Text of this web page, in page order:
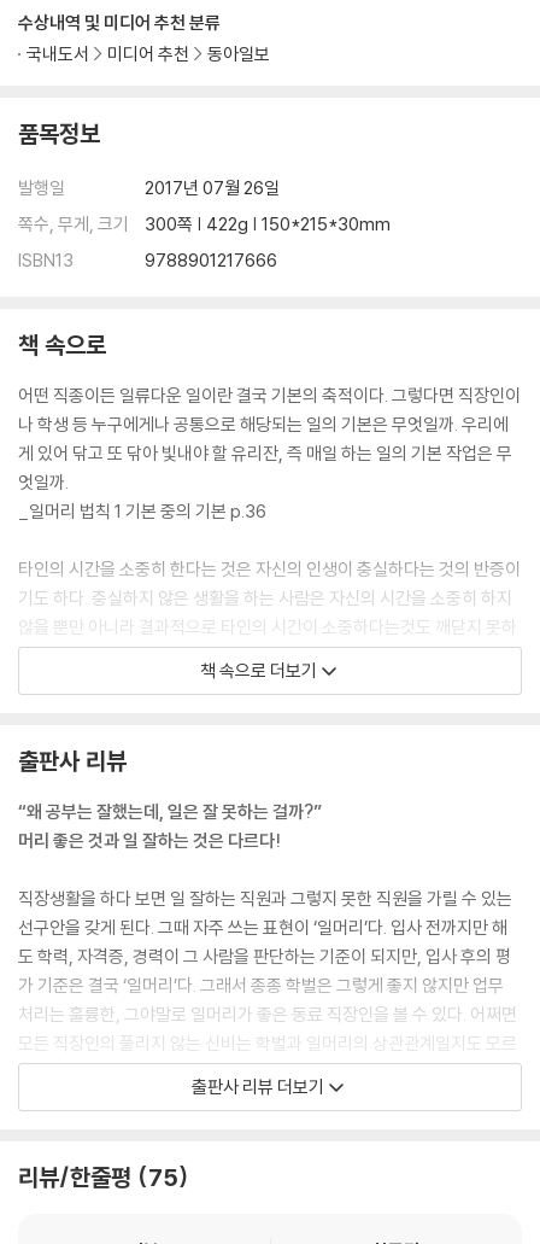
사람이 이긴다
33. 자신이 해야 할 일은 스스로 생각한다: 능동적으로 ‘업무의 시작점’이
황을 만들어내라
36. 일의 질에 집착하는 사람만이 이긴다: 기념품 하나를 고를 때도 철저
하고 깐깐하게
37. 최고 수준의 일에는 최고 수준의 철학이 필요하다: 일에 자신만의 철
39. ‘이번이 마지막 기회’라는 절박감을 갖는다: 절박감이 결여된 1.5류 엘
리트
40. 급여와 직급 이상의 일을 한다: ‘내가 없으면 돌아가지 않는 일’이 얼마
나 있는가
41. 남들이 멈추는 곳에서 ‘엑스트라 원 마일’
: 한계와 기대를 뛰어넘으려는 자세가 승패를 가른다
42. 회사에 유산을 남기자: 당신이 회사를 떠날 때 회사에 남긴 것은 무엇
43. 끝까지 해내는 힘: 실패에서 교훈을 배우는 유연한 자신감
일머리 법칙 3 CHECK POINT
일머리 법칙 4. 사람을 향한 리더십
: 사람들이 따르는 리더는 이것이 다르다
45. 고개를 숙이니까 벼가 익는다: 겸손이 일류와 이류의 분기점
46. 신뢰야말로 리더십의 기본: 리더십의 기본은 신뢰감과 위기관리
47. 나쁜 소식을 먼저 전하라: 똑똑한 거짓말쟁이보다 우직한 바보가 신뢰
를 얻는다
48. 신뢰를 저축하라: 눈앞의 이익보다 내일의 신뢰를 중시한다
49. 부하 직원을 소중히 여기는 기업문화를 만든다: 존중받고 있음을 실감
하게 한다
50. 부하 직원의 경조사는 만사를 제치고 챙긴다: 부하 직원의 사생활을
존중하라
51. 부하 직원의 시장가치를 높인다: 부하 직원의 자아실현을 지원한다
52. 비용을 들여서라도 부하 직원에게 재미있는 일을 시킨다
: 부하 직원의 성장은 기업의 경쟁력 강화의 원동력이 된다
53. 보이지 않는 공로에 더 큰 칭찬을: 부하 직원을 칭찬하여 동기를 부여
54. 상사의 눈이 곳곳에 있음을 알려라: 긴장감이 부하 직원을 성장시킨다
수상내역 및 미디어 추천 분류
국내도서
미디어 추천 동아일보
품목정보
발행일
2017년 07월 26일
쪽수, 무게, 크기
300쪽 | 422g | 150*215*30mm
ISBN13
9788901217666
책 속으로
어떤 직종이든 일류다운 일이란 결국 기본의 축적이다. 그렇다면 직장인이
나 학생 등 누구에게나 공통으로 해당되는 일의 기본은 무엇일까. 우리에
게 있어 닦고 또 닦아 빛내야 할 유리잔, 즉 매일 하는 일의 기본 작업은 무
엇일까.
_일머리 법칙 1 기본 중의 기본 p.36
타인의 시간을 소중히 한다는 것은 자신의 인생이 충실하다는 것의 반증이
기도 하다. 충실하지 않은 생활을 하는 사람은 자신의 시간을 소중히 하지
않을 뿐만 아니라 결과적으로 타인의 시간이 소중하다는것도 깨닫지 못하
기 때문이다.
_일머리 법칙 2 엄격한 자기 관리 p.91
시간을 갖는 것은 매우 중요하다. ‘자신에게 맞는 스트레스 해소’는 업무 생
산성을 크게 좌우하는 중요한 습관
임과 동시에 일의 스트레스로 무너진 정신 균형을 회복하여 좋은 컨디션으
_일머리 법칙 2 엄격한 자기 관리 p.116
언제까지나 ‘스킬 향상’과 ‘결전의 그날에 대비한 준비’라는 명분 하에 자기
계발에만 힘쓰고있어서는 안 된다. ‘이 공부가 재미있다’는 이유만으로 공
부에만 몰두하는 사람은 ‘자기계발 맹신자’가 되어 결국 자아실현과는 점
점 거리가 멀어진다. 이런 ‘자기계발 맹신’은 기업가 정신으로 응징해야 한
다. 공부왕, 비평가로 끝날 게 아니라 직접 발 벗고 행동가로 나서는 게 훨
_일머리 법칙 2 엄격한 자기 관리 p.129
어떤 일이라도 철저하고 깐깐하게 처리하는 자세에서 중요한 일도 기대하
책 속으로 더보기
출판사 리뷰
“왜 공부는 잘했는데, 일은 잘 못하는 걸까?”
머리 좋은 것과 일 잘하는 것은 다르다!
직장생활을 하다 보면 일 잘하는 직원과 그렇지 못한 직원을 가릴 수 있는
선구안을 갖게 된다. 그때 자주 쓰는 표현이 ‘일머리’다. 입사 전까지만 해
도 학력, 자격증, 경력이 그 사람을 판단하는 기준이 되지만, 입사 후의 평
가 기준은 결국 ‘일머리’다. 그래서 종종 학벌은 그렇게 좋지 않지만 업무
처리는 훌륭한, 그야말로 일머리가 좋은 동료 직장인을 볼 수 있다. 어쩌면
모든 직장인의 풀리지 않는 신비는 학벌과 일머리의 상관관계일지도 모르
겠다.
밤낮으로 책상을 지키지 않고도 성과를 냈고 철저한 자기 관리로 삶과 업
출판사 리뷰 더보기
리뷰/한줄평 75